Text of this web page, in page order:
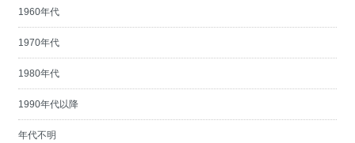
1960年代
1970年代
1980年代
1990年代以降
年代不明